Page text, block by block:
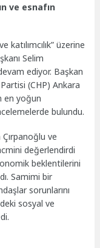
ve esnafın
katılımcılık” üzerine
Selim
ediyor. Başkan
(CHP) Ankara
en yoğun
bulundu.
ve
değerlendirdi
beklentilerini
Samimi bir
sorunlarını
sosyal ve